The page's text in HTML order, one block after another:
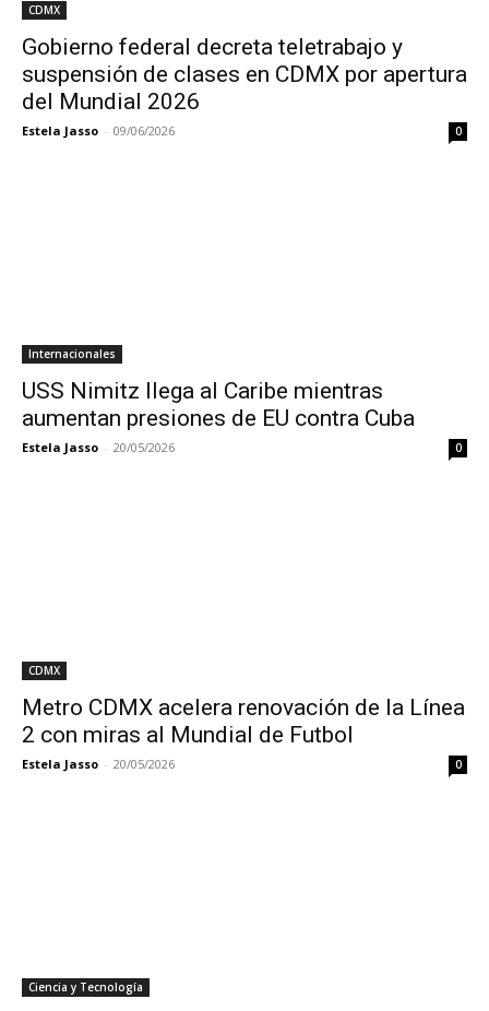
CDMX
Gobierno federal decreta teletrabajo y
suspensión de clases en CDMX por apertura
del Mundial 2026
Estela Jasso - 09/06/2026 0
Internacionales
USS Nimitz llega al Caribe mientras
aumentan presiones de EU contra Cuba
Estela Jasso - 20/05/2026 0
CDMX
Metro CDMX acelera renovación de la Línea
2 con miras al Mundial de Futbol
Estela Jasso - 20/05/2026 0
Ciencia y Tecnología